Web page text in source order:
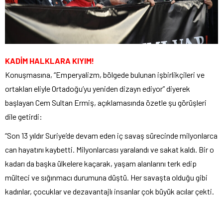
KADİM HALKLARA KIYIM!
Konuşmasına, “Emperyalizm, bölgede bulunan işbirlikçileri ve
ortakları eliyle Ortadoğu’yu yeniden dizayn ediyor” diyerek
başlayan Cem Sultan Ermiş, açıklamasında özetle şu görüşleri
dile getirdi:
“Son 13 yıldır Suriye’de devam eden iç savaş sürecinde milyonlarca
can hayatını kaybetti. Milyonlarcası yaralandı ve sakat kaldı. Bir o
kadarı da başka ülkelere kaçarak, yaşam alanlarını terk edip
mülteci ve sığınmacı durumuna düştü. Her savaşta olduğu gibi
kadınlar, çocuklar ve dezavantajlı insanlar çok büyük acılar çekti.